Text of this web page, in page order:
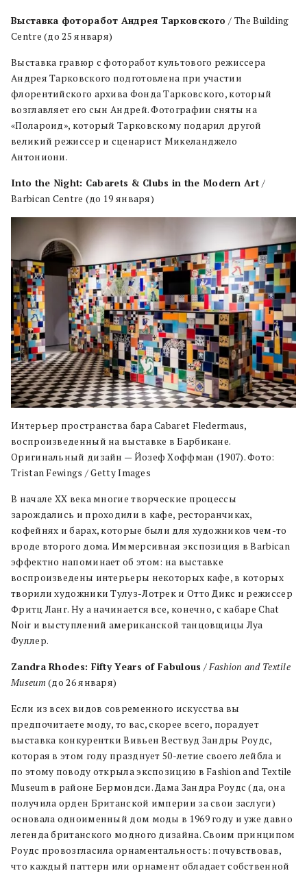
Выставка фоторабот Андрея Тарковского/ The Building
Centre (до 25 января)
Выставка гравюр с фоторабот культового режиссера
Андрея Тарковского подготовлена при участии
флорентийского архива Фонда Тарковского, который
возглавляет его сын Андрей. Фотографии сняты на
«Полароид», который Тарковскому подарил другой
великий режиссер и сценарист Микеланджело
Антониони.
Into the Night: Cabarets & Clubs in the Modern Art/
Barbican Centre (до 19 января)
Интерьер пространства бара Cabaret Fledermaus,
воспроизведенный на выставке в Барбикане.
Оригинальный дизайн — Йозеф Хоффман (1907). Фото:
Tristan Fewings / Getty Images
В начале XX века многие творческие процессы
зарождались и проходили в кафе, ресторанчиках,
кофейнях и барах, которые были для художников чем-то
вроде второго дома. Иммерсивная экспозиция в Barbican
эффектно напоминает об этом: на выставке
воспроизведены интерьеры некоторых кафе, в которых
творили художники Тулуз-Лотрек и Отто Дикс и режиссер
Фритц Ланг. Ну а начинается все, конечно, с кабаре Chat
Noir и выступлений американской танцовщицы Луа
Фуллер.
Zandra Rhodes: Fifty Years of Fabulous /Fashion and Textile
Museum (до 26 января)
Если из всех видов современного искусства вы
предпочитаете моду, то вас, скорее всего, порадует
выставка конкурентки Вивьен Вествуд Зандры Роудс,
которая в этом году празднует 50-летие своего лейбла и
по этому поводу открыла экспозицию в Fashion and Textile
Museum в районе Бермондси. Дама Зандра Роудс (да, она
получила орден Британской империи за свои заслуги)
основала одноименный дом моды в 1969 году и уже давно
легенда британского модного дизайна. Своим принципом
Роудс провозгласила орнаментальность: почувствовав,
что каждый паттерн или орнамент обладает собственной